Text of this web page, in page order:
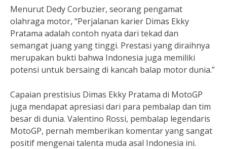
Menurut Dedy Corbuzier, seorang pengamat
olahraga motor, “Perjalanan karier Dimas Ekky
Pratama adalah contoh nyata dari tekad dan
semangat juang yang tinggi. Prestasi yang diraihnya
merupakan bukti bahwa Indonesia juga memiliki
potensi untuk bersaing di kancah balap motor dunia.”
Capaian prestisius Dimas Ekky Pratama di MotoGP
juga mendapat apresiasi dari para pembalap dan tim
besar di dunia. Valentino Rossi, pembalap legendaris
MotoGP, pernah memberikan komentar yang sangat
positif mengenai talenta muda asal Indonesia ini.